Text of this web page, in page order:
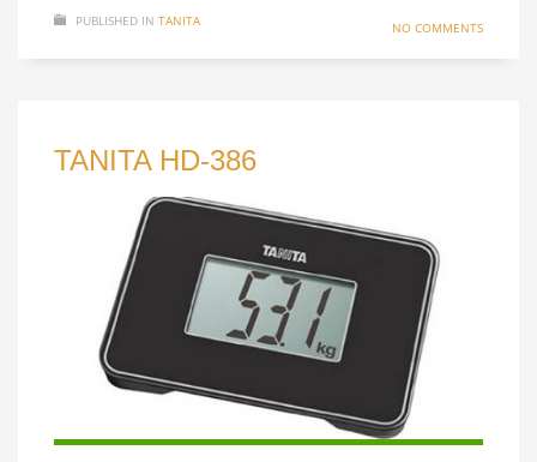
PUBLISHED IN TANITA NO COMMENTS
TANITA HD-386